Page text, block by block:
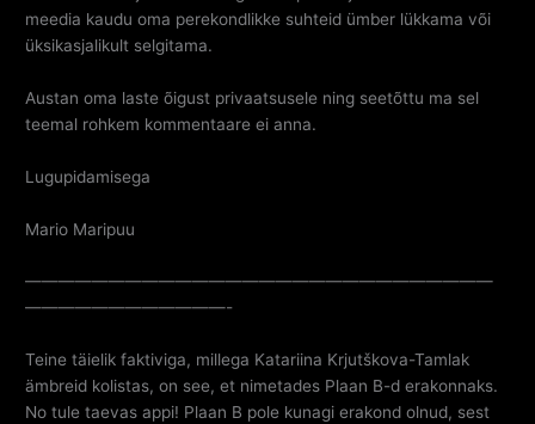
meedia kaudu oma perekondlikke suhteid ümber lükkama või
üksikasjalikult selgitama.
Austan oma laste õigust privaatsusele ning seetõttu ma sel
teemal rohkem kommentaare ei anna.
Lugupidamisega
Mario Maripuu
————————————————————————————
————————————-
Teine täielik faktiviga, millega Katariina Krjutškova-Tamlak
ämbreid kolistas, on see, et nimetades Plaan B-d erakonnaks.
No tule taevas appi! Plaan B pole kunagi erakond olnud, sest